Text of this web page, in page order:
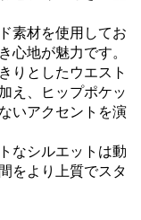
素材を使用してお
心地が魅力です。
りとしたウエスト
え、ヒップポケッ
いアクセントを演
なシルエットは動
をより上質でスタ